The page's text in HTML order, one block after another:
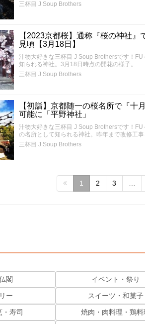
三杯目 J Soup Brothers
【2023京都桜】通称『桜の神社
見頃【3月18日】
汁物大好きな三杯目 J Soup Brothersです！
知られる神社。3月18日時点の開花の様子。
三杯目 J Soup Brothers
【初詣】京都随一の桜名所で『
可能に「平野神社」
汁物大好きな三杯目 J Soup Brothersです！
の名所として知られる神社。昨年まで改修工事
三杯目 J Soup Brothers
1 2 3
閣 イベント・祭り
ー スイーツ・和菓子
寿司 焼肉・肉料理・鶏料